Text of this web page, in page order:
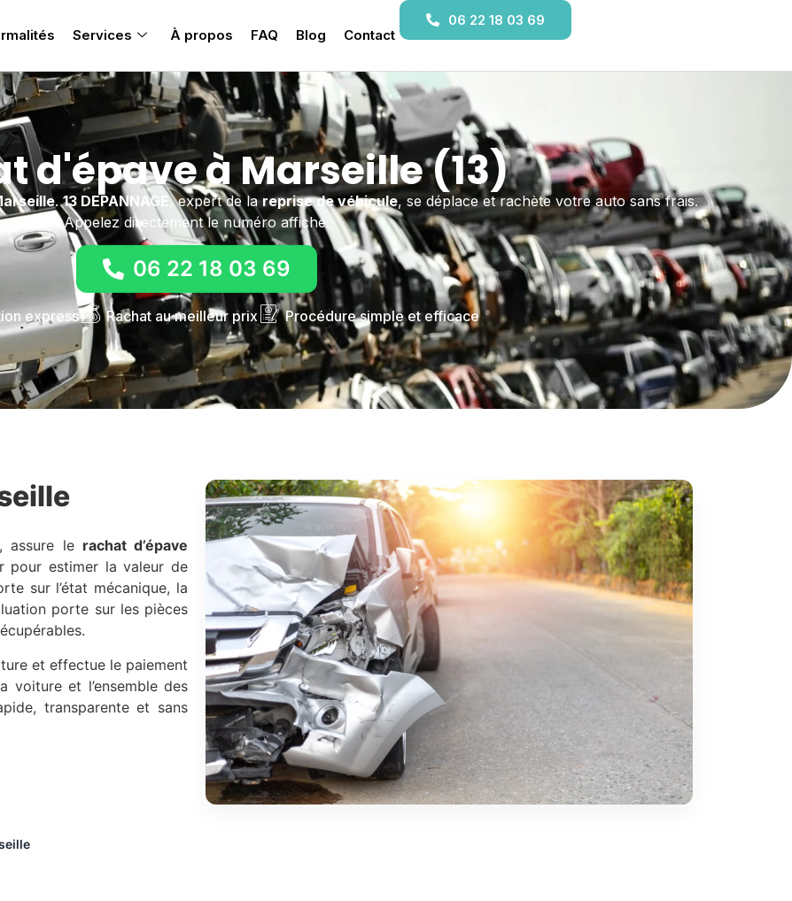
Services À propos FAQ Blog Contact
06 22 18 03 69
d'épave à Marseille (13)
.13 DEPANNAGE, expert de lareprise de véhicule, se déplace et rachète votre auto sans frais.
Appelez directement le numéro affiché.
06 22 18 03 69
express Rachat au meilleur prix Procédure simple et efficace
assure le rachat d’épave
pour estimer la valeur de
sur l’état mécanique, la
porte sur les pièces
et effectue le paiement
voiture et l’ensemble des
transparente et sans